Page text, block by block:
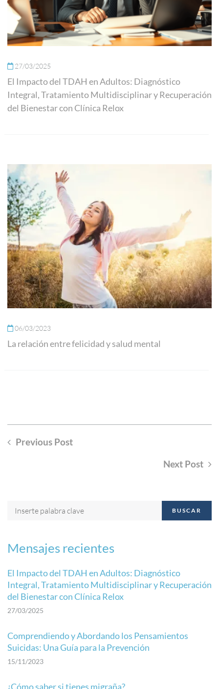
27/03/2025
El Impacto del TDAH en Adultos: Diagnóstico
Integral, Tratamiento Multidisciplinar y Recuperación
del Bienestar con Clínica Relox
06/03/2023
La relación entre felicidad y salud mental
Previous Post
Next Post
BUSCAR
Mensajes recientes
El Impacto del TDAH en Adultos: Diagnóstico
Integral, Tratamiento Multidisciplinar y Recuperación
del Bienestar con Clínica Relox
27/03/2025
Comprendiendo y Abordando los Pensamientos
Suicidas: Una Guía para la Prevención
15/11/2023
¿Cómo saber si tienes migraña?